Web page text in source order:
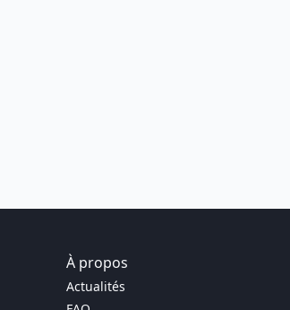
À propos
Actualités